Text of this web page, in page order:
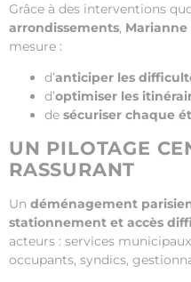
Grâce à des interventions
arrondissements,
mesure :
d’anticiper les
d’optimiser les
de sécuriser chaque
UN PILOTAGE
RASSURANT
Un déménagement
stationnement et accès
acteurs : services
occupants, syndics,